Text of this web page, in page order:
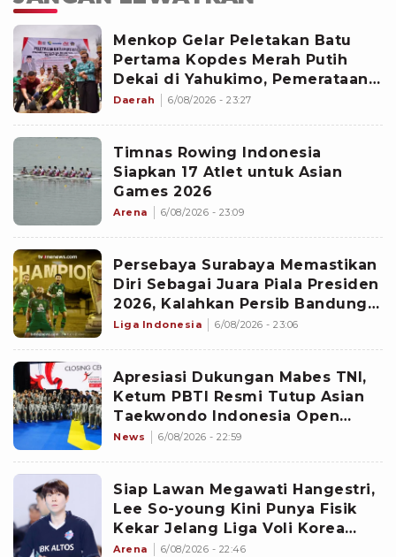
Menkop Gelar Peletakan Batu
Pertama Kopdes Merah Putih
Dekai di Yahukimo, Pemerataan
Ekonomi di Papua Diperkuat
Daerah 6/08/2026 - 23:27
Timnas Rowing Indonesia
Siapkan 17 Atlet untuk Asian
Games 2026
Arena 6/08/2026 - 23:09
Persebaya Surabaya Memastikan
Diri Sebagai Juara Piala Presiden
2026, Kalahkan Persib Bandung
Lewat Adu Penalti
Liga Indonesia 6/08/2026 - 23:06
Apresiasi Dukungan Mabes TNI,
Ketum PBTI Resmi Tutup Asian
Taekwondo Indonesia Open
Championships 2026
News 6/08/2026 - 22:59
Siap Lawan Megawati Hangestri,
Lee So-young Kini Punya Fisik
Kekar Jelang Liga Voli Korea
2026-2027
Arena 6/08/2026 - 22:46